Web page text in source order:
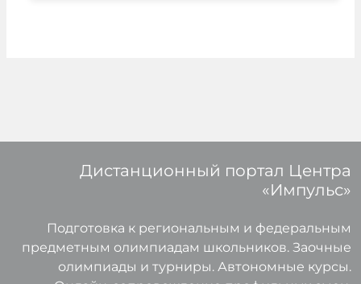
Дистанционный портал Центра
«Импульс»
Подготовка к региональным и федеральным
предметным олимпиадам школьников. Заочные
олимпиады и турниры. Автономные курсы.